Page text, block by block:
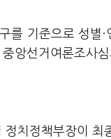
기준으로 성별·
앙선거여론조사
치정책부장이 최